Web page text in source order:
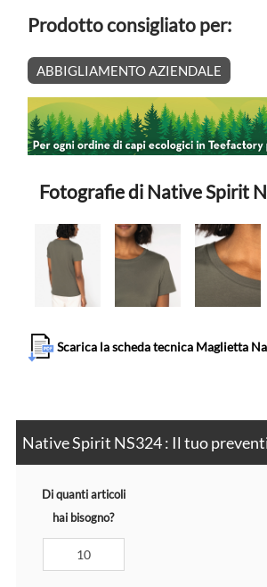
Prodotto consigliato per:
ABBIGLIAMENTO AZIENDALE
Fotografie di Native Spirit
Scarica la scheda tecnica Maglietta
Native Spirit NS324 : Il tuo
Di quanti articoli
hai bisogno?